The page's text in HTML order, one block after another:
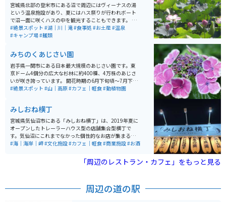
宮城県北部の登米市にある沼で周辺にはヴィーナスの湯
という温泉施設があり、夏にはハス祭りが行われボート
で沼一面に咲くハスの中を観光することもできます。 他
にはキャンプ場やボート場、物産館にアスレチックやロ
ーラー滑り台のあるオランダ風車が目印の長沼フートピ
おりませんが、春には風土マラソンという登米市の特産
品を味わいながら走るマラソン大会も開かれます。
#絶景スポット #湖｜川｜滝#食事処 #お土産#温泉
#キャンプ場#麺類
みちのくあじさい園
岩手県一関市にある日本最大規模のあじさい園です。東
京ドーム4個分の広大な杉林に約400種、4万株のあじさ
いが咲き誇っています。 開花時期の6月下旬頃～7月下旬
頃には「みちのくあじさいまつり」も開催され、毎年多
内にはキッチンカーやカフェなどが点在し休憩がてら利
用できます。 園内は山道となっており、舗装されており
ませんので、歩きやすい防水の靴などがオススメです。
運転手付きカートを利用して楽しむこともできます。
（有料、予約優先、4台のみ）所要時間約40分。お花好
#絶景スポット #山｜高原#カフェ｜軽食#動植物園
みしおね横丁
宮城県気仙沼市にある「みしおね横丁」は、2019年夏に
オープンしたトレーラーハウス型の店舗集合型横丁で
す。気仙沼にこれまでなかった個性的なお店が集まる場
所として、地元住民や観光客に人気を集めています。 み
料理、沖縄料理、ラーメン、朝食を提供する店舗など、
多様なグルメスポットが揃っています。気仙沼魚市場の
異なるため、訪問前に確認することをおすすめします。
#海｜海岸｜岬#文化施設#カフェ｜軽食#商業施設#お酒
「周辺のレストラン・カフェ」をもっと見る
周辺の道の駅